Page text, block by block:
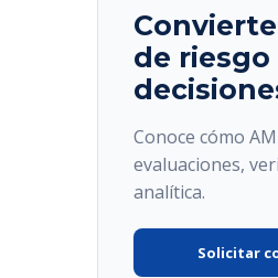
de riesgo
Conoce cómo
evaluaciones,
analítica.
Solicitar